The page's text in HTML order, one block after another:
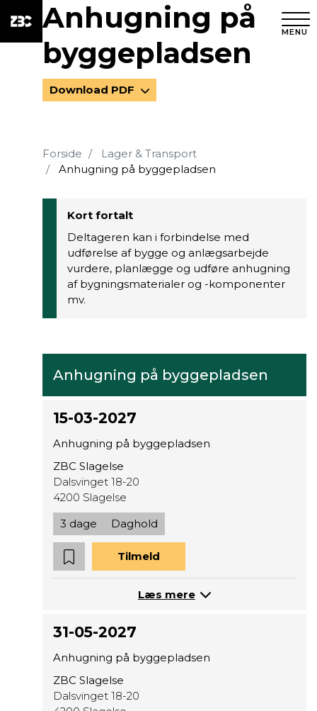
MENU
Anhugning på
byggepladsen
Download PDF
Forside
Lager & Transport
Anhugning på byggepladsen
Kort fortalt
Deltageren kan i forbindelse med
udførelse af bygge og anlægsarbejde
vurdere, planlægge og udføre anhugning
af bygningsmaterialer og -komponenter
mv.
Anhugning på byggepladsen
15-03-2027
Anhugning på byggepladsen
ZBC Slagelse
Dalsvinget 18-20
4200 Slagelse
3 dage
Daghold
Tilmeld
Læs mere
31-05-2027
Anhugning på byggepladsen
ZBC Slagelse
Dalsvinget 18-20